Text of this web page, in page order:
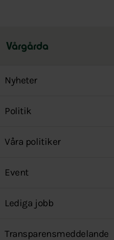
Vårgårda
över
menyn
Nyheter
Politik
Våra politiker
Event
Lediga jobb
Transparensmeddelande